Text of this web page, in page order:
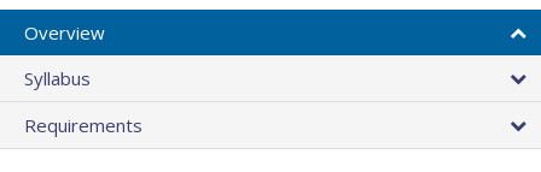
Overview
Syllabus
Requirements